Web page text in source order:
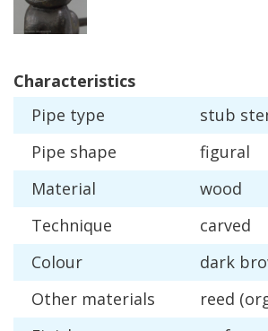
Characteristics
Pipe type stub
Pipe shape
figural
Material
wood
Technique
carved
Colour
dark
Other materials reed (